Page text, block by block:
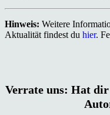
Hinweis: Weitere
Aktualität findest du hier.
Verrate uns: Hat dir